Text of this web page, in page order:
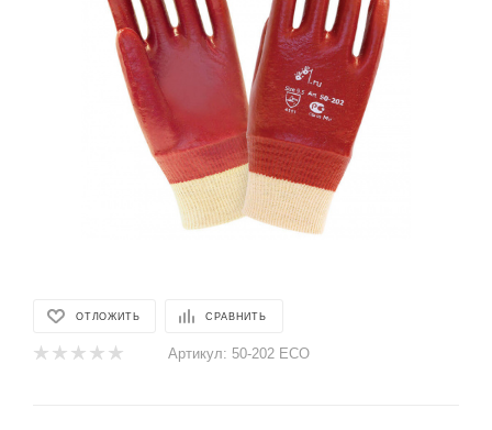
ОТЛОЖИТЬ СРАВНИТЬ
Артикул: 50-202 ЕСО